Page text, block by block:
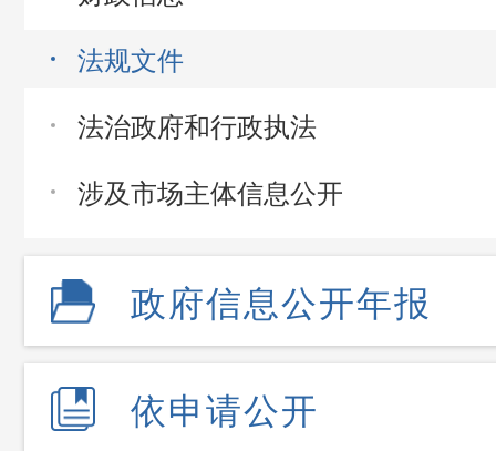
法规文件
法治政府和行政执法
涉及市场主体信息公开
政府信息公开年报
依申请公开